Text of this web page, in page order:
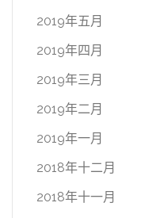
2019年五月
2019年四月
2019年三月
2019年二月
2019年一月
2018年十二月
2018年十一月